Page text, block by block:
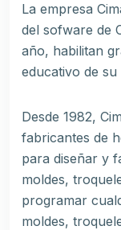
La empresa
del sofware de
año, habilitan
educativo de
Desde 1982,
fabricantes de
para diseñar y
moldes,
programar
moldes,